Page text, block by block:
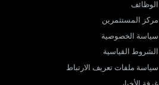
الوظائف
مركز المستثمرين
سياسة الخصوصية
الشروط القياسية
سياسة ملفات تعريف الارتباط